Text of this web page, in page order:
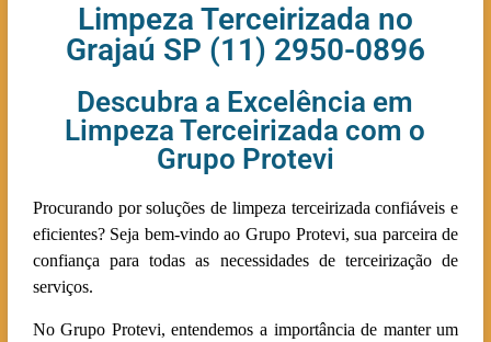
Limpeza Terceirizada no
Grajaú SP (11) 2950-0896
Descubra a Excelência em
Limpeza Terceirizada com o
Grupo Protevi
Procurando por soluções de limpeza terceirizada confiáveis e
eficientes? Seja bem-vindo ao Grupo Protevi, sua parceira de
confiança para todas as necessidades de terceirização de
serviços.
No Grupo Protevi, entendemos a importância de manter um